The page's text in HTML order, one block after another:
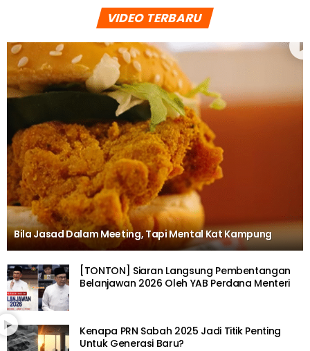
VIDEO TERBARU
Bila Jasad Dalam Meeting, Tapi Mental Kat Kampung
[TONTON] Siaran Langsung Pembentangan
Belanjawan 2026 Oleh YAB Perdana Menteri
Kenapa PRN Sabah 2025 Jadi Titik Penting
Untuk Generasi Baru?